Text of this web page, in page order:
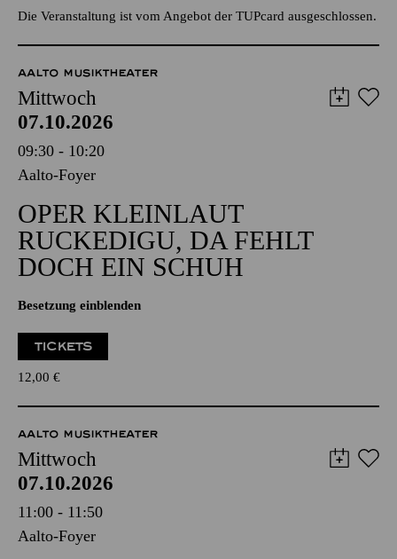
Die Veranstaltung ist vom Angebot der TUPcard ausgeschlossen.
AALTO MUSIKTHEATER
Mittwoch
07.10.2026
09:30 - 10:20
Aalto-Foyer
OPER KLEINLAUT
RUCKEDIGU, DA FEHLT
DOCH EIN SCHUH
Besetzung einblenden
TICKETS
12,00 €
AALTO MUSIKTHEATER
Mittwoch
07.10.2026
11:00 - 11:50
Aalto-Foyer